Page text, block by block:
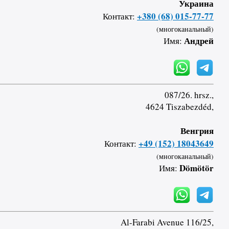
Украина
Контакт: +380 (68) 015-77-77
(многоканальный)
Имя: Андрей
087/26. hrsz.,
4624 Tiszabezdéd,
Венгрия
Контакт: +49 (152) 18043649
(многоканальный)
Имя: Dömötör
Al-Farabi Avenue 116/25,